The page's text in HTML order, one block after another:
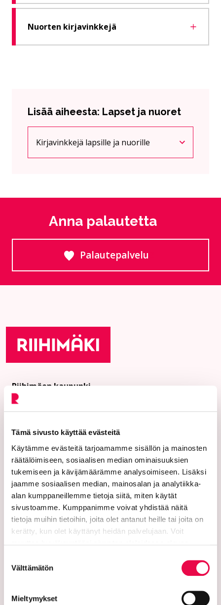
Tämä sivusto käyttää evästeitä
Käytämme evästeitä tarjoamamme sisällön ja mainosten
räätälöimiseen, sosiaalisen median ominaisuuksien
tukemiseen ja kävijämäärämme analysoimiseen. Lisäksi
jaamme sosiaalisen median, mainosalan ja analytiikka-
alan kumppaneillemme tietoja siitä, miten käytät
sivustoamme. Kumppanimme voivat yhdistää näitä
tietoja muihin tietoihin, joita olet antanut heille tai joita on
kerätty, kun olet käyttänyt heidän palvelujaan. Voit
valinta
Välttämätön
Mieltymykset
Nuorten kirjavinkkejä
Lisää aiheesta: Lapset ja nuoret
Nykyinen sivu
Kirjavinkkejä lapsille ja nuorille
Klikkaa käyttääksesi valikkoa
Anna palautetta
Palautepalvelu
Siirtyy ulkoiselle
Riihimäen kaupunki
PL 125 (Eteläinen Asemakatu 2)
Vaihde: 019 758 4000
Sähköpostiosoitteet:
etunimi.sukunimi@riihimaki.fi
Turvasähköpostiosoite:
Ethän lähetä henkilötietoja tai arkaluonteisia
asiakastietoja suojaamattomassa sähköpostissa.
Lähetä laskut verkkolaskuina